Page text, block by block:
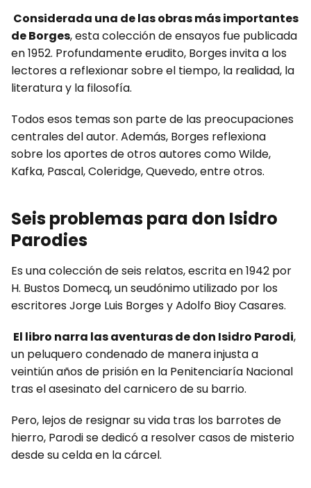
Considerada una de las obras más importantes
de Borges, esta colección de ensayos fue publicada
en 1952. Profundamente erudito, Borges invita a los
lectores a reflexionar sobre el tiempo, la realidad, la
literatura y la filosofía.
Todos esos temas son parte de las preocupaciones
centrales del autor. Además, Borges reflexiona
sobre los aportes de otros autores como Wilde,
Kafka, Pascal, Coleridge, Quevedo, entre otros.
Seis problemas para don Isidro
Parodies
Es una colección de seis relatos, escrita en 1942 por
H. Bustos Domecq, un seudónimo utilizado por los
escritores Jorge Luis Borges y Adolfo Bioy Casares.
El libro narra las aventuras de don Isidro Parodi,
un peluquero condenado de manera injusta a
veintiún años de prisión en la Penitenciaría Nacional
tras el asesinato del carnicero de su barrio.
Pero, lejos de resignar su vida tras los barrotes de
hierro, Parodi se dedicó a resolver casos de misterio
desde su celda en la cárcel.